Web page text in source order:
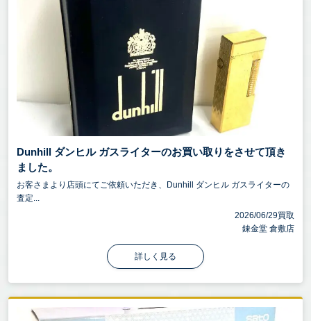
Dunhill ダンヒル ガスライターのお買い取りをさせて頂き
ました。
お客さまより店頭にてご依頼いただき、Dunhill ダンヒル ガスライターの
査定...
2026/06/29買取
錬金堂 倉敷店
詳しく見る